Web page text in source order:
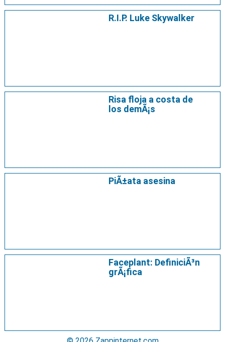
R.I.P. Luke Skywalker
Risa floja a costa de
los demÃ¡s
PiÃ±ata asesina
Faceplant: DefiniciÃ³n
grÃ¡fica